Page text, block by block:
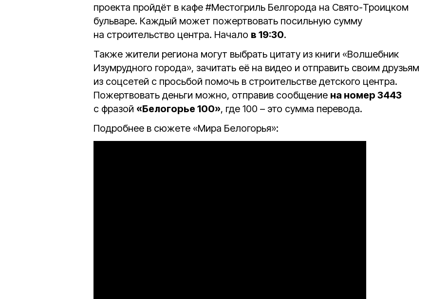
проекта пройдёт в кафе #Местогриль Белгорода на Свято-Троицком
бульваре. Каждый может пожертвовать посильную сумму
на строительство центра. Начало в 19:30.
Также жители региона могут выбрать цитату из книги «Волшебник
Изумрудного города», зачитать её на видео и отправить своим друзьям
из соцсетей с просьбой помочь в строительстве детского центра.
Пожертвовать деньги можно, отправив сообщение на номер 3443
с фразой «Белогорье 100», где 100 – это сумма перевода.
Подробнее в сюжете «Мира Белогорья»: